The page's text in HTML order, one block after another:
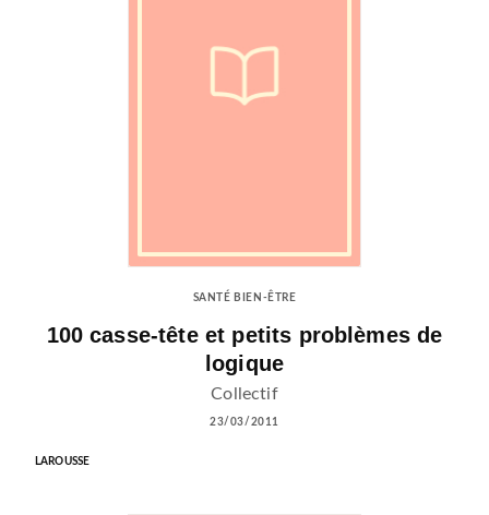
SANTÉ BIEN-ÊTRE
100 casse-tête et petits problèmes de
logique
Collectif
23/03/2011
LAROUSSE